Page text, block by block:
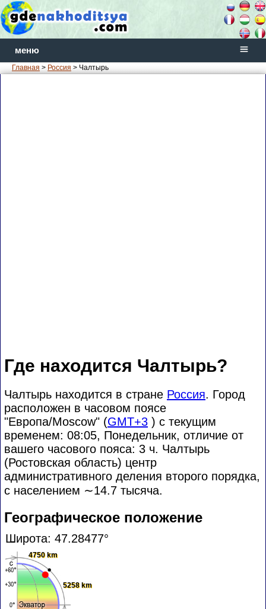
меню
Главная > Россия > Чалтырь
Где находится Чалтырь?
Чалтырь находится в стране Россия. Город
расположен в часовом поясе
"Европа/Moscow" (GMT+3 ) с текущим
временем: 08:05, Понедельник, отличие от
вашего часового пояса: 3 ч. Чалтырь
(Ростовская область) центр
административного деления второго порядка,
с населением ∼14.7 тысяча.
Географическое положение
Широта: 47.28477°
4750 km
5258 km